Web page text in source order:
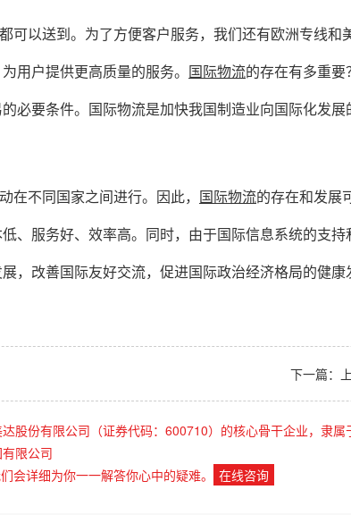
可以送到。为了方便客户服务，我们还有欧洲专线和
用户提供更高质量的服务。 国际物流的存在有多重
必要条件。国际物流是加快我国制造业向国际化发
在不同国家之间进行。因此， 国际物流的存在和发展
、服务好、效率高。同时，由于国际信息系统的支
，改善国际友好交流，促进国际政治经济格局的健
下一篇：
股份有限公司（证券代码：600710）的核心骨干企业，隶
限公司
会详细为你一一解答你心中的疑难。 在线咨询